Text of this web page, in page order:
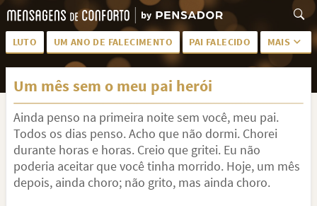
LUTO UM ANO DE FALECIMENTO PAI FALECIDO MAIS
LUTO PARA AMIGA PALAVRAS
PÊSAMES PARA AMIGA DESCANSE EM PAZ
MEUS SENTIMENTOS PÊSAMES PARA AMIGO
FRASES DE LUTO PARA AMIGO FIM DE NAMORO
Um mês sem o meu pai herói
Ainda penso na primeira noite sem você, meu pai.
Todos os dias penso. Acho que não dormi. Chorei
durante horas e horas. Creio que gritei. Eu não
poderia aceitar que você tinha morrido. Hoje, um mês
depois, ainda choro; não grito, mas ainda choro.